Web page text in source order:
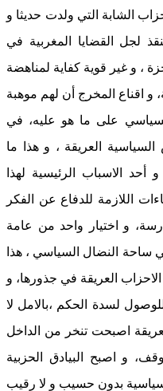
الشابة التي ولدت حديثا و
لجل القضايا المغربية في
، و غير قوية كفاية لمناهضة
و اقناع المخرج أن لهم موهبة
على ما هو عليه، في
العريقة ، و هذا ما
و أحد الاسباب الرئيسية لهذا
اللازمة للدفاع عن الفكر
و اختيار واحد من عامة
ساحة النضال السياسي ، هذا
العريقة في جذورها، و
لسدة الحكم ،بالامل لا
اصبحت تنخر من الداخل
و اصبح البيادق الحزبية
بدون حسيب و لا رقيب